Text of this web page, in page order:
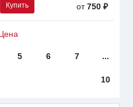
Купить от750 ₽
5 6 7 ...
10